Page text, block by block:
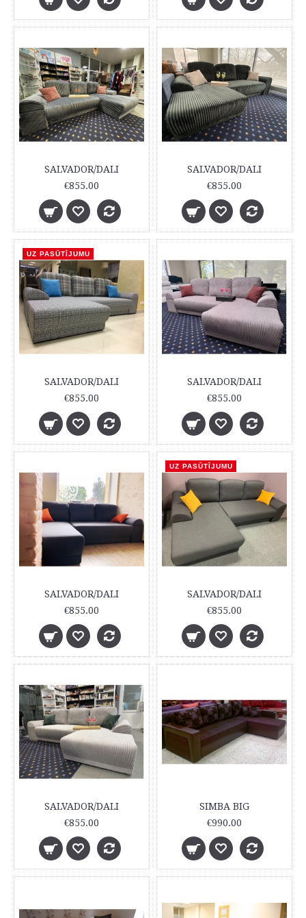
SALVADOR/DALI
€855.00
SALVADOR/DALI
€855.00
UZ PASŪTĪJUMU
SALVADOR/DALI
€855.00
SALVADOR/DALI
€855.00
SALVADOR/DALI
€855.00
UZ PASŪTĪJUMU
SALVADOR/DALI
€855.00
SALVADOR/DALI
€855.00
SIMBA BIG
€990.00